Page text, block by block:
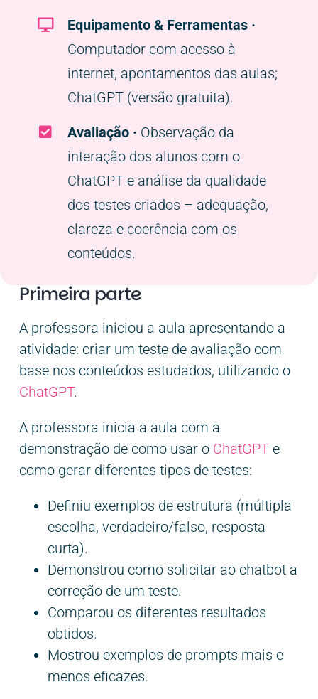
Equipamento & Ferramentas ·
Computador com acesso à
internet, apontamentos das aulas;
ChatGPT (versão gratuita).
Avaliação · Observação da
interação dos alunos com o
ChatGPT e análise da qualidade
dos testes criados – adequação,
clareza e coerência com os
conteúdos.
Primeira parte
A professora iniciou a aula apresentando a
atividade: criar um teste de avaliação com
base nos conteúdos estudados, utilizando o
ChatGPT.
A professora inicia a aula com a
demonstração de como usar o ChatGPT e
como gerar diferentes tipos de testes:
Definiu exemplos de estrutura (múltipla
escolha, verdadeiro/falso, resposta
curta).
Demonstrou como solicitar ao chatbot a
correção de um teste.
Comparou os diferentes resultados
obtidos.
Mostrou exemplos de prompts mais e
menos eficazes.